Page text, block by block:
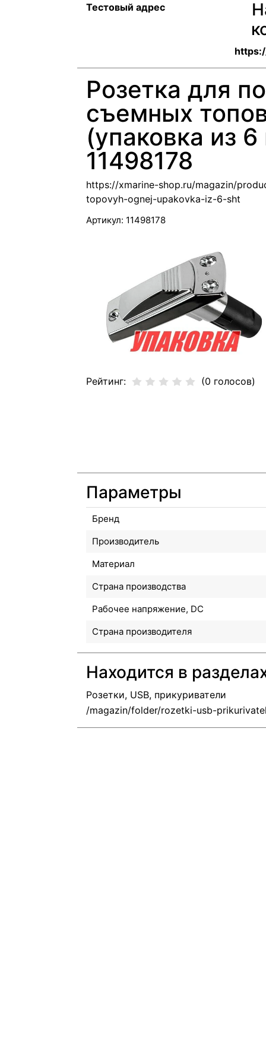
Тестовый адрес
Розетка для
съемных
(упаковка из
11498178
https://xmarine-shop.ru/magazin/
topovyh-ognej-upakovka-iz-6-sht
Артикул: 11498178
Рейтинг: (0 голосов)
Параметры
Бренд
Производитель
Материал
Страна производства
Рабочее напряжение, DC
Страна производителя
Находится в
Розетки, USB, прикуриватели